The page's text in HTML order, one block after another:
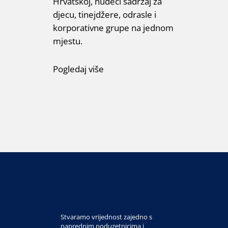
djecu, tinejdžere, odrasle i
korporativne grupe na jednom
mjestu.
Pogledaj više
Stvaramo vrijednost zajedno s
naprednim poduzetnicima i